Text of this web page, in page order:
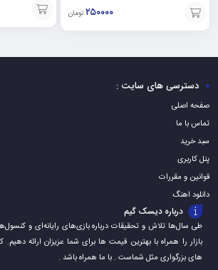
۲۵۰۰۰۰ تومان
افزودن
به
افزودن
دسترسی های سایت :
صفحه اصلی
تماس با ما
سبد خرید
پنل کاربری
قوانین و مقررات
دانلود اهنگ
درباره دیسک گیم
طی سال‌ها تلاش و تحقیقات درباره بازی‌های رایانه‌ای و
بازار را همراه با بهترین قیمت ها برای شما عزیزان ارائه
های بزرگواری مثل شماست . با ما همراه باشد .